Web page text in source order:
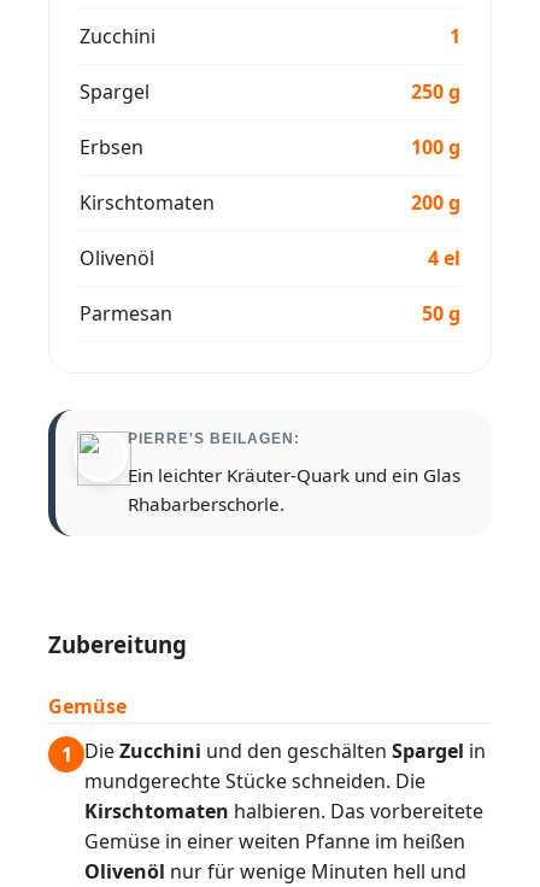
Zucchini 1
Spargel 250 g
Erbsen 100 g
Kirschtomaten 200 g
Olivenöl 4 el
Parmesan 50 g
PIERRE'S BEILAGEN:
Ein leichter Kräuter-Quark und ein Glas
Rhabarberschorle.
Zubereitung
Gemüse
1 DieZucchini und den geschälten Spargel in
mundgerechte Stücke schneiden. Die
Kirschtomaten halbieren. Das vorbereitete
Gemüse in einer weiten Pfanne im heißen
Olivenöl nur für wenige Minuten hell und